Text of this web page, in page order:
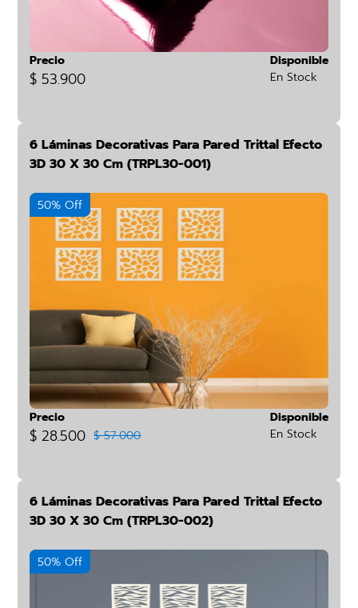
Precio
$ 53.900
Disponible
En Stock
6 Láminas Decorativas Para Pared Trittal Efecto
3D 30 X 30 Cm (TRPL30-001)
50% Off
Precio
$ 28.500 $ 57.000
Disponible
En Stock
6 Láminas Decorativas Para Pared Trittal Efecto
3D 30 X 30 Cm (TRPL30-002)
50% Off